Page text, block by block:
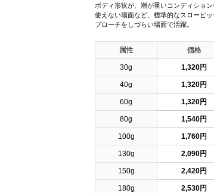
ボディ形状が、潮が重いコンディショ
使えない場面など、標準的なスローピ
プローチをしづらい場面で活躍。
属性 価格
30g 1,320円
40g 1,320円
60g 1,320円
80g 1,540円
100g 1,760円
130g 2,090円
150g 2,420円
180g 2,530円